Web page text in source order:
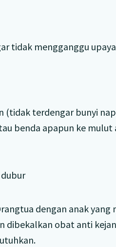
tidak mengganggu
(tidak terdengar bunyi
benda apapun ke mulut
dengan anak yang
dibekalkan obat anti